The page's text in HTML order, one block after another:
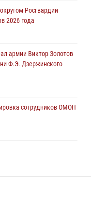
Росгвардии
2026 года
армии Виктор Золотов
Ф.Э. Дзержинского
сотрудников ОМОН
летию Центрального